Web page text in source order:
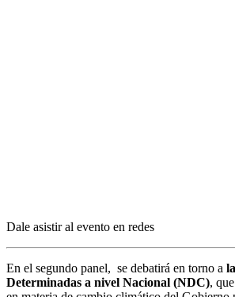
Dale asistir al evento en redes
En el segundo panel, se debatirá en torno a
Determinadas a nivel Nacional (NDC),